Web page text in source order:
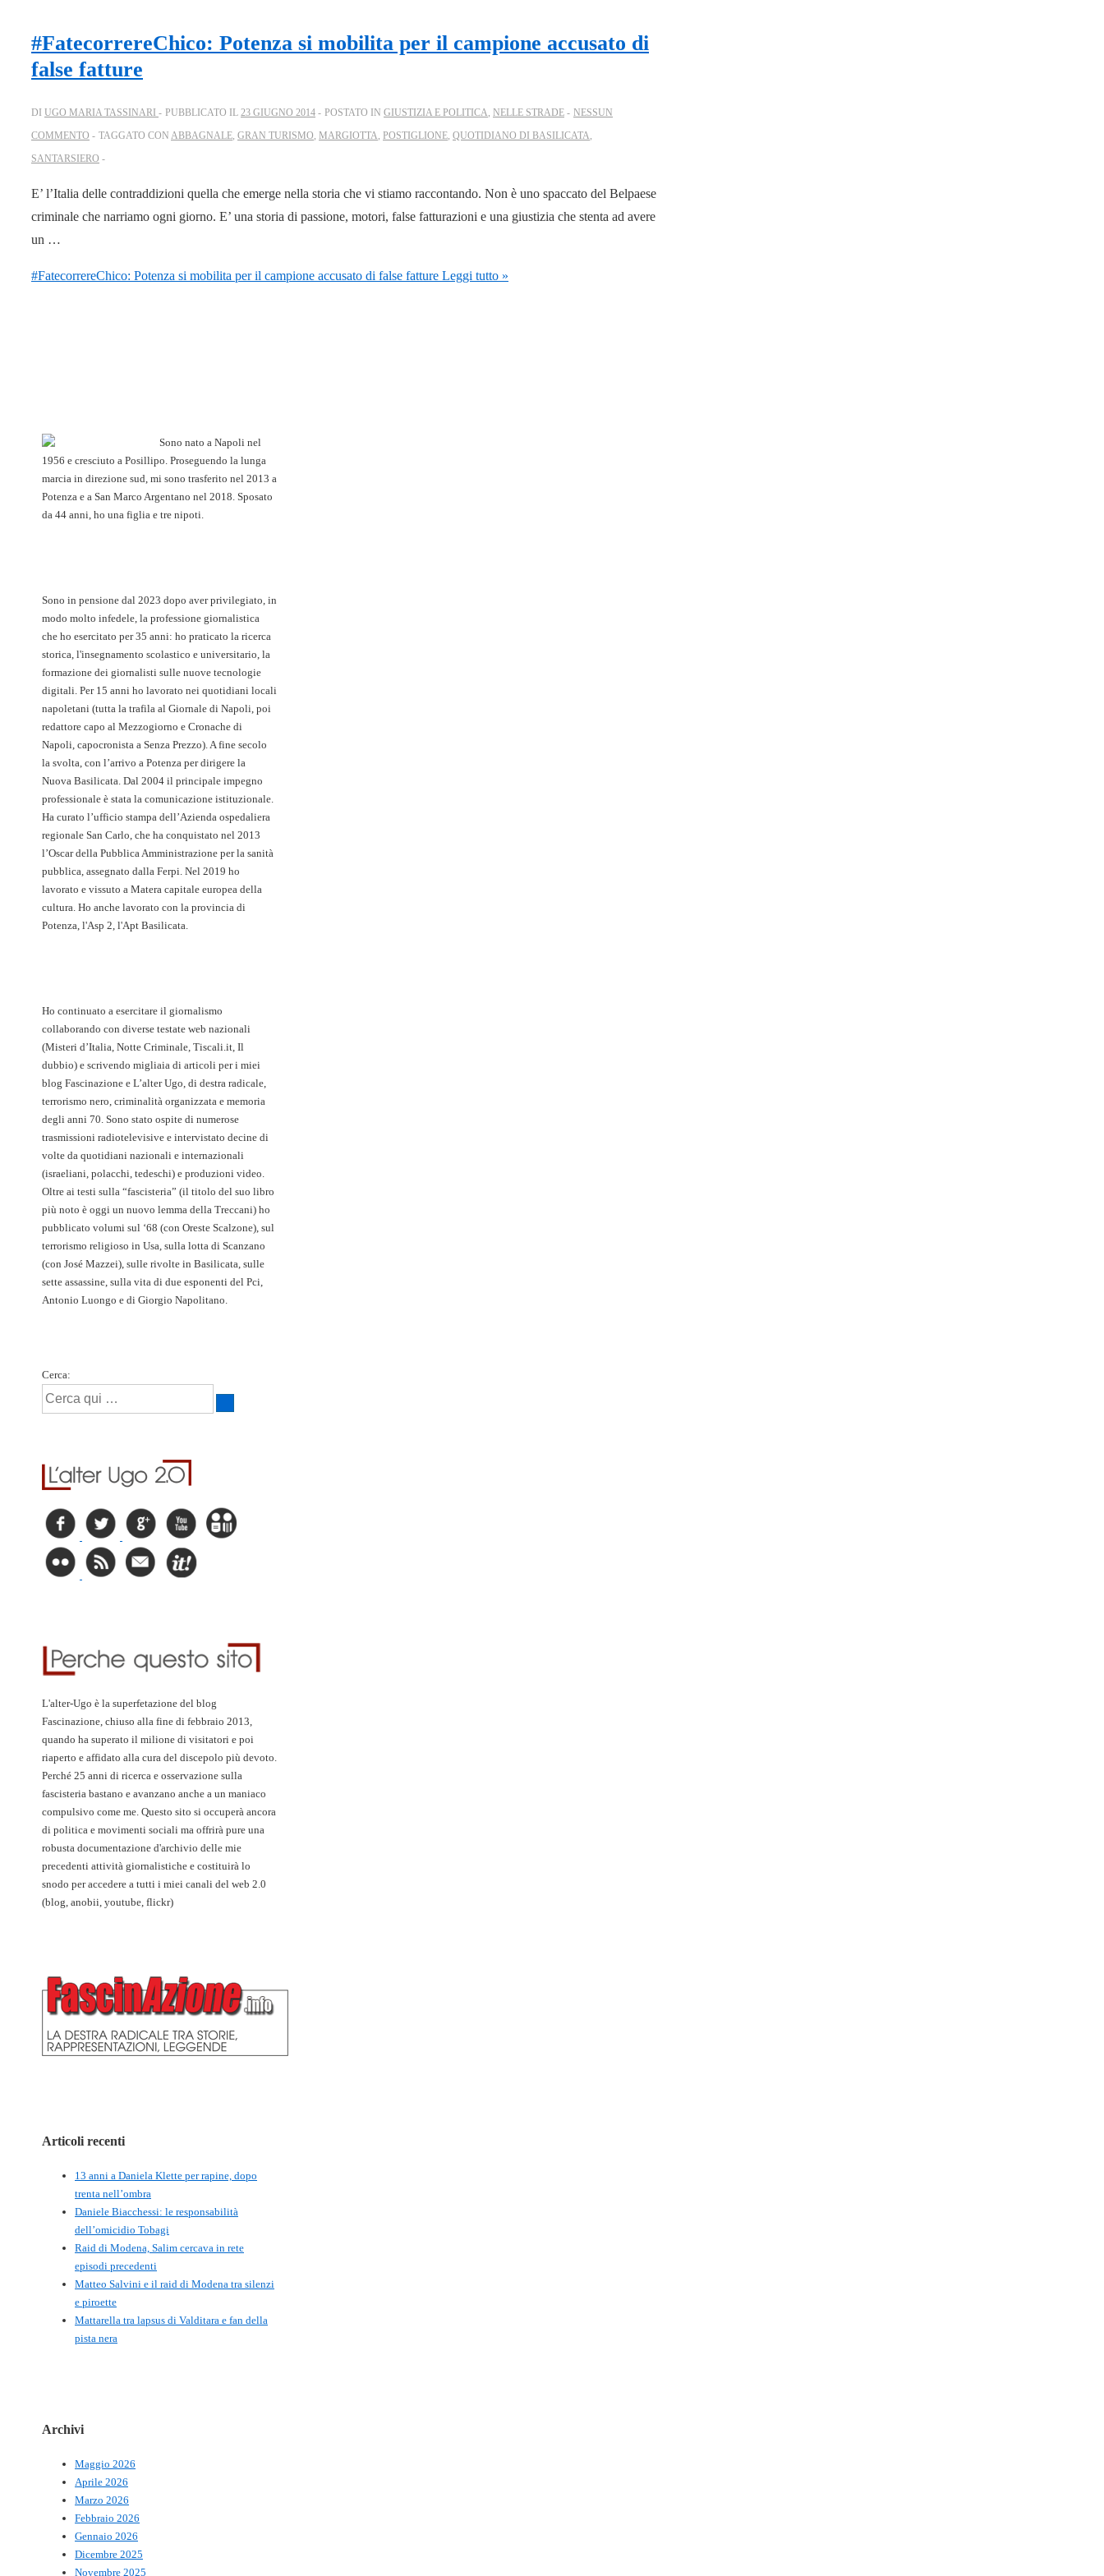
#FatecorrereChico: Potenza si mobilita per il campione accusato di
false fatture
DI UGO MARIA TASSINARI PUBBLICATO IL 23 GIUGNO 2014 POSTATO IN GIUSTIZIA E POLITICA, NELLE STRADE
NESSUN
COMMENTO
TAGGATO CON ABBAGNALE, GRAN TURISMO, MARGIOTTA, POSTIGLIONE, QUOTIDIANO DI BASILICATA,
SANTARSIERO
E’ l’Italia delle contraddizioni quella che emerge nella storia che vi stiamo raccontando. Non è uno spaccato del Belpaese
criminale che narriamo ogni giorno. E’ una storia di passione, motori, false fatturazioni e una giustizia che stenta ad avere
un …
#FatecorrereChico: Potenza si mobilita per il campione accusato di false fatture Leggi tutto »
Sono nato a Napoli nel
1956 e cresciuto a Posillipo. Proseguendo la lunga
marcia in direzione sud, mi sono trasferito nel 2013 a
Potenza e a San Marco Argentano nel 2018. Sposato
da 44 anni, ho una figlia e tre nipoti.
Sono in pensione dal 2023 dopo aver privilegiato, in
modo molto infedele, la professione giornalistica
che ho esercitato per 35 anni: ho praticato la ricerca
storica, l'insegnamento scolastico e universitario, la
formazione dei giornalisti sulle nuove tecnologie
digitali. Per 15 anni ho lavorato nei quotidiani locali
napoletani (tutta la trafila al Giornale di Napoli, poi
redattore capo al Mezzogiorno e Cronache di
Napoli, capocronista a Senza Prezzo). A fine secolo
la svolta, con l’arrivo a Potenza per dirigere la
Nuova Basilicata. Dal 2004 il principale impegno
professionale è stata la comunicazione istituzionale.
Ha curato l’ufficio stampa dell’Azienda ospedaliera
regionale San Carlo, che ha conquistato nel 2013
l’Oscar della Pubblica Amministrazione per la sanità
pubblica, assegnato dalla Ferpi. Nel 2019 ho
lavorato e vissuto a Matera capitale europea della
cultura. Ho anche lavorato con la provincia di
Potenza, l'Asp 2, l'Apt Basilicata.
Ho continuato a esercitare il giornalismo
collaborando con diverse testate web nazionali
(Misteri d’Italia, Notte Criminale, Tiscali.it, Il
dubbio) e scrivendo migliaia di articoli per i miei
blog Fascinazione e L’alter Ugo, di destra radicale,
terrorismo nero, criminalità organizzata e memoria
degli anni 70. Sono stato ospite di numerose
trasmissioni radiotelevisive e intervistato decine di
volte da quotidiani nazionali e internazionali
(israeliani, polacchi, tedeschi) e produzioni video.
Oltre ai testi sulla “fascisteria” (il titolo del suo libro
più noto è oggi un nuovo lemma della Treccani) ho
pubblicato volumi sul ‘68 (con Oreste Scalzone), sul
terrorismo religioso in Usa, sulla lotta di Scanzano
(con José Mazzei), sulle rivolte in Basilicata, sulle
sette assassine, sulla vita di due esponenti del Pci,
Antonio Luongo e di Giorgio Napolitano.
Cerca:
L'alter-Ugo è la superfetazione del blog
Fascinazione, chiuso alla fine di febbraio 2013,
quando ha superato il milione di visitatori e poi
riaperto e affidato alla cura del discepolo più devoto.
Perché 25 anni di ricerca e osservazione sulla
fascisteria bastano e avanzano anche a un maniaco
compulsivo come me. Questo sito si occuperà ancora
di politica e movimenti sociali ma offrirà pure una
robusta documentazione d'archivio delle mie
precedenti attività giornalistiche e costituirà lo
snodo per accedere a tutti i miei canali del web 2.0
(blog, anobii, youtube, flickr)
Articoli recenti
13 anni a Daniela Klette per rapine, dopo
trenta nell’ombra
Daniele Biacchessi: le responsabilità
dell’omicidio Tobagi
Raid di Modena, Salim cercava in rete
episodi precedenti
Matteo Salvini e il raid di Modena tra silenzi
e piroette
Mattarella tra lapsus di Valditara e fan della
pista nera
Archivi
Maggio 2026
Aprile 2026
Marzo 2026
Febbraio 2026
Gennaio 2026
Dicembre 2025
Novembre 2025